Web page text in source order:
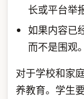
长或平台举
如果内容已
而不是围观。
对于学校和家
养教育。学生